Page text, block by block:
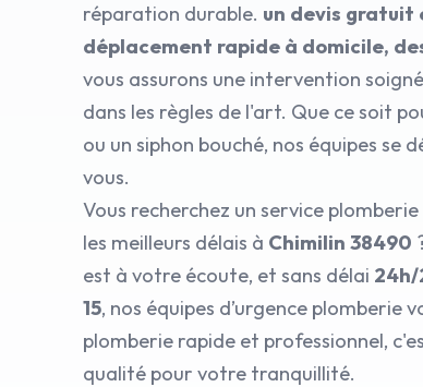
réparation durable. un devis gratuit
déplacement rapide à domicile,
vous assurons une intervention
dans les règles de l'art. Que ce soit
ou un siphon bouché, nos équipes se
vous.
Vous recherchez un service
les meilleurs délais à Chimilin 38490
est à votre écoute, et sans délai
15, nos équipes d’urgence plomberie
plomberie rapide et professionnel,
qualité pour votre tranquillité.